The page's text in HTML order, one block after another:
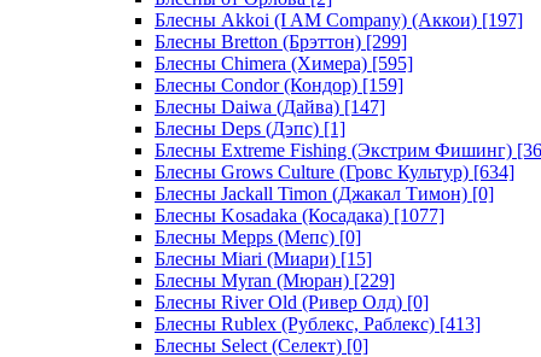
Блесны Akkoi (I AM Company) (Аккои) [197]
Блесны Bretton (Брэттон) [299]
Блесны Chimera (Химера) [595]
Блесны Condor (Кондор) [159]
Блесны Daiwa (Дайва) [147]
Блесны Deps (Дэпс) [1]
Блесны Extreme Fishing (Экстрим Фишинг)
Блесны Grows Culture (Гровс Культур) [634]
Блесны Jackall Timon (Джакал Тимон) [0]
Блесны Kosadaka (Косадака) [1077]
Блесны Mepps (Мепс) [0]
Блесны Miari (Миари) [15]
Блесны Myran (Мюран) [229]
Блесны River Old (Ривер Олд) [0]
Блесны Rublex (Рублекс, Раблекс) [413]
Блесны Select (Селект) [0]